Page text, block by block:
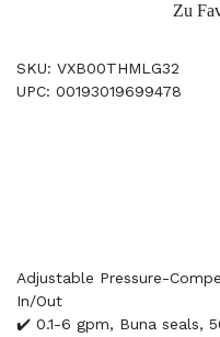
Zu
SKU: VXB00THMLG32
UPC: 00193019699478
Adjustable Pressure-
In/Out
✔️ 0.1-6 gpm, Buna seals,